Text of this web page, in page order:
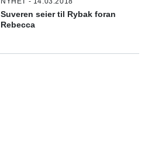
Suveren seier til Rybak foran
Rebecca